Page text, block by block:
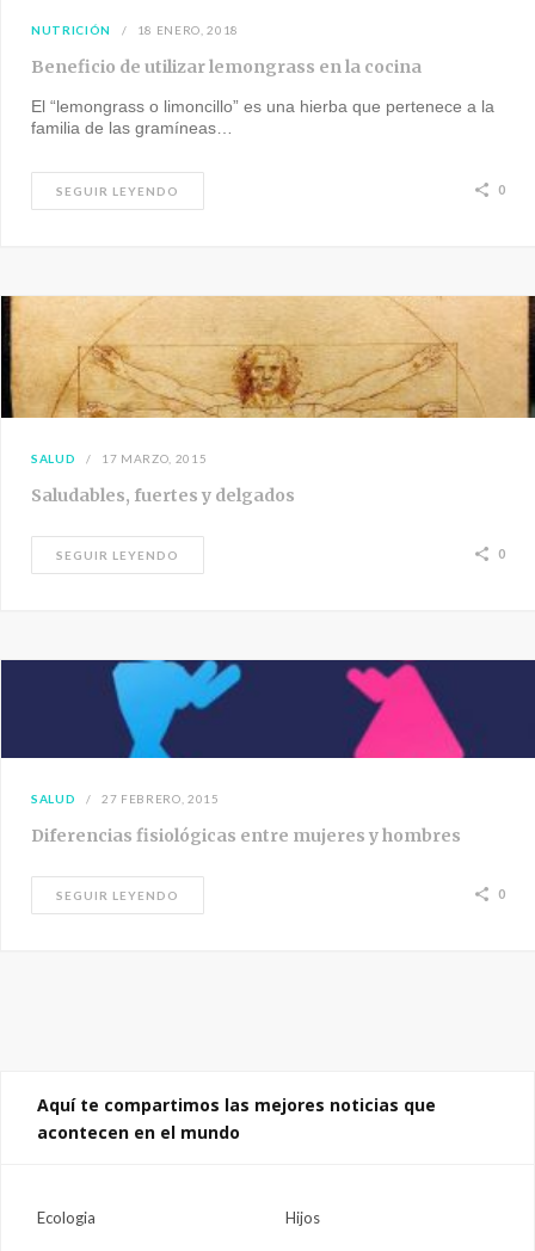
NUTRICIÓN 18 ENERO, 2018
Beneficio de utilizar lemongrass en la cocina
El “lemongrass o limoncillo” es una hierba que pertenece a la
familia de las gramíneas…
SEGUIR LEYENDO 0
SALUD 17 MARZO, 2015
Saludables, fuertes y delgados
SEGUIR LEYENDO 0
SALUD 27 FEBRERO, 2015
Diferencias fisiológicas entre mujeres y hombres
SEGUIR LEYENDO 0
Aquí te compartimos las mejores noticias que
acontecen en el mundo
Ecologia Hijos